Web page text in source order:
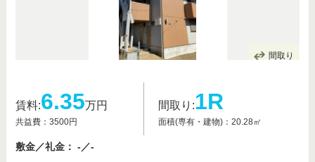
間取り
賃料:6.35万円
共益費：3500円
間取り:1R
面積(専有・建物)：20.28㎡
敷金／礼金： -／-